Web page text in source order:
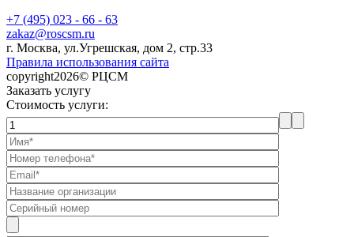
+7 (495) 023 - 66 - 63
zakaz@roscsm.ru
г. Москва, ул.Угрешская, дом 2, стр.33
Правила использования сайта
copyright2026© РЦСМ
Заказать услугу
Стоимость услуги: